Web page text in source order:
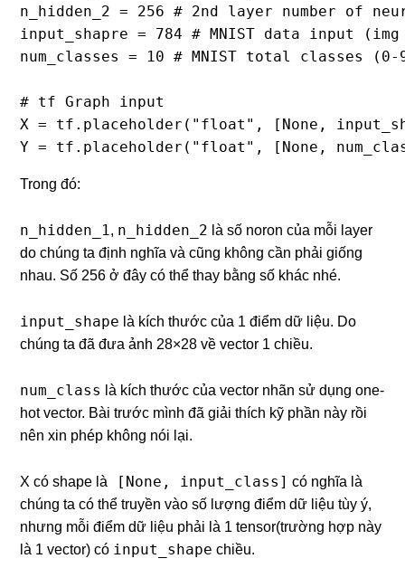
n_hidden_2 = 256 # 2nd layer number of
input_shapre = 784 # MNIST data input
num_classes = 10 # MNIST total classes
# tf Graph input
X = tf.placeholder("float", [None,
Y = tf.placeholder("float", [None,
Trong đó:
n_hidden_1, n_hidden_2 là số noron của mỗi layer
do chúng ta định nghĩa và cũng không cần phải giống
nhau. Số 256 ở đây có thể thay bằng số khác nhé.
input_shape là kích thước của 1 điểm dữ liệu. Do
chúng ta đã đưa ảnh 28×28 về vector 1 chiều.
num_class là kích thước của vector nhãn sử dụng one-
hot vector. Bài trước mình đã giải thích kỹ phần này rồi
nên xin phép không nói lại.
X có shape là [None, input_class] có nghĩa là
chúng ta có thể truyền vào số lượng điểm dữ liệu tùy ý,
nhưng mỗi điểm dữ liệu phải là 1 tensor(trường hợp này
là 1 vector) có input_shape chiều.